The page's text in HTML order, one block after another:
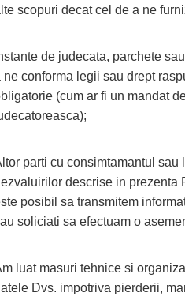
scopuri decat cel de a ne
de judecata, parchete
ne conforma legii sau drept
(cum ar fi un mandat
parti cu consimtamantul sau
descrise in prezenta
posibil sa transmitem
soliciati sa efectuam o
luat masuri tehnice si
Dvs. impotriva pierderii,